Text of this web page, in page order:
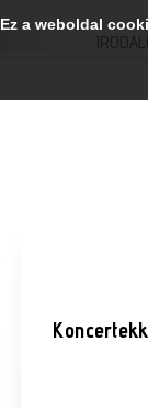
Ez a weboldal